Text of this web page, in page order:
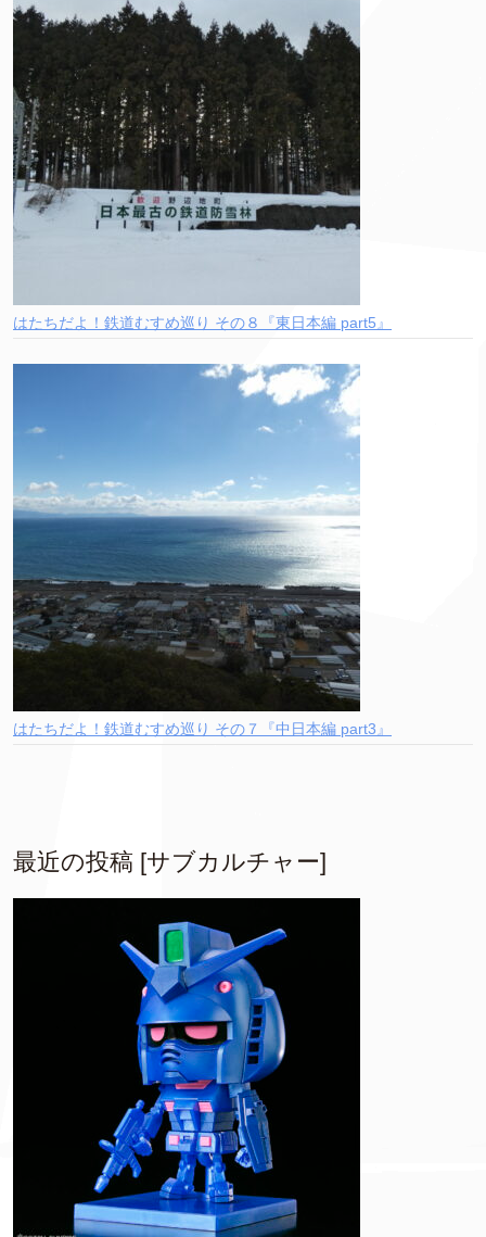
はたちだよ！鉄道むすめ巡り その８『東日本編 part5』
はたちだよ！鉄道むすめ巡り その７『中日本編 part3』
最近の投稿 [サブカルチャー]